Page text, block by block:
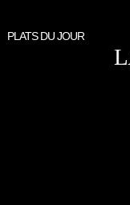
PLATS DU JOUR